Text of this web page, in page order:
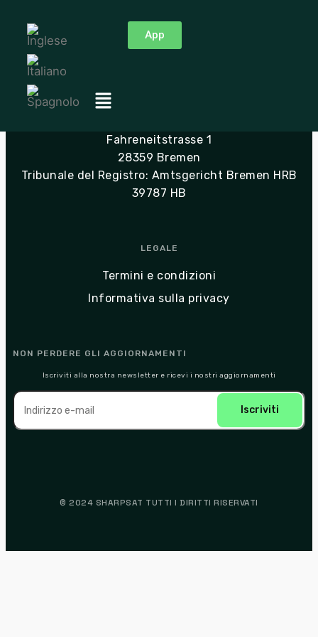
App
Fahreneitstrasse 1
28359 Bremen
Tribunale del Registro: Amtsgericht Bremen HRB
39787 HB
LEGALE
Termini e condizioni
Informativa sulla privacy
NON PERDERE GLI AGGIORNAMENTI
Iscriviti alla nostra newsletter e ricevi i nostri aggiornamenti
© 2024 SHARPSAT TUTTI I DIRITTI RISERVATI